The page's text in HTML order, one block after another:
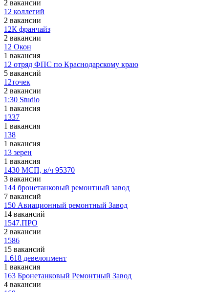
2 вакансии
12 коллегий
2 вакансии
12К франчайз
2 вакансии
12 Окон
1 вакансия
12 отряд ФПС по Краснодарскому краю
5 вакансий
12точек
2 вакансии
1:30 Studio
1 вакансия
1337
1 вакансия
138
1 вакансия
13 зерен
1 вакансия
1430 МСП, в/ч 95370
3 вакансии
144 бронетанковый ремонтный завод
7 вакансий
150 Авиационный ремонтный Завод
14 вакансий
1547.ПРО
2 вакансии
1586
15 вакансий
1.618 девелопмент
1 вакансия
163 Бронетанковый Ремонтный Завод
4 вакансии